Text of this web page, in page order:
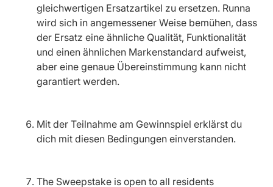
gleichwertigen Ersatzartikel zu ersetzen. Runna
wird sich in angemessener Weise bemühen, dass
der Ersatz eine ähnliche Qualität, Funktionalität
und einen ähnlichen Markenstandard aufweist,
aber eine genaue Übereinstimmung kann nicht
garantiert werden.
Mit der Teilnahme am Gewinnspiel erklärst du
dich mit diesen Bedingungen einverstanden.
The Sweepstake is open to all residents